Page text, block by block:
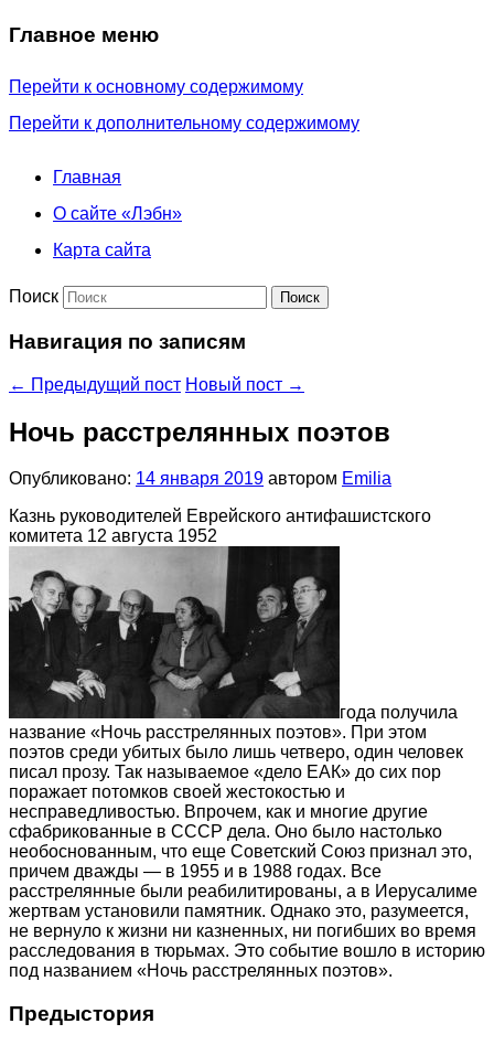
Главное меню
Перейти к основному содержимому
Перейти к дополнительному содержимому
Главная
О сайте «Лэбн»
Карта сайта
Поиск
Навигация по записям
← Предыдущий пост Новый пост →
Ночь расстрелянных поэтов
Опубликовано: 14 января 2019 автором Emilia
Казнь руководителей Еврейского антифашистского
комитета 12 августа 1952
года получила
название «Ночь расстрелянных поэтов». При этом
поэтов среди убитых было лишь четверо, один человек
писал прозу. Так называемое «дело ЕАК» до сих пор
поражает потомков своей жестокостью и
несправедливостью. Впрочем, как и многие другие
сфабрикованные в СССР дела. Оно было настолько
необоснованным, что еще Советский Союз признал это,
причем дважды — в 1955 и в 1988 годах. Все
расстрелянные были реабилитированы, a в Иерусалиме
жертвам установили памятник. Однако это, разумеется,
не вернуло к жизни ни казненных, ни погибших во время
расследования в тюрьмах. Это событие вошло в историю
под названием «Ночь расстрелянных поэтов».
Предыстория